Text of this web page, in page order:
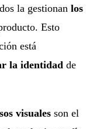
la gestionan los
Esto
está
la identidad de
visuales son el